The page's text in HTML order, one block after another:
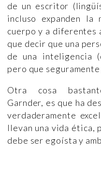
de un escritor
incluso expanden la
cuerpo y a diferentes
que decir que una
de una inteligencia
pero que
Otra cosa
Garnder, es que ha
verdaderamente
llevan una vida ética,
debe ser egoísta y